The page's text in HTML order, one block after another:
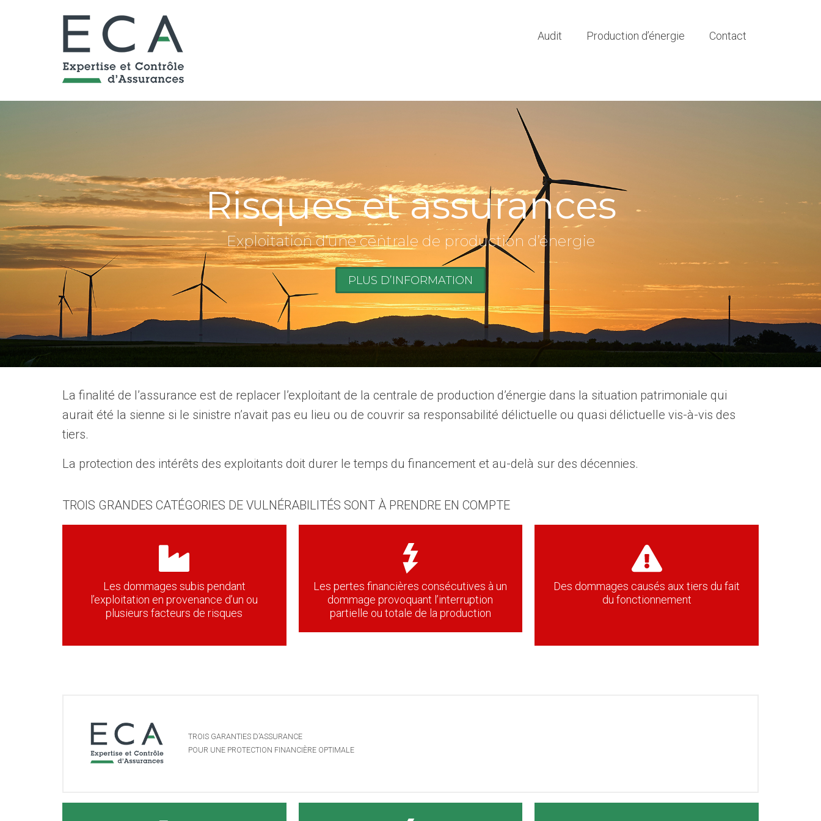
Audit Production d’énergie Contact
Risques et assurances
Exploitation d’une centrale de production d’énergie
PLUS D’INFORMATION
La finalité de l’assurance est de replacer l’exploitant de la centrale de production d’énergie dans la situation patrimoniale qui
aurait été la sienne si le sinistre n’avait pas eu lieu ou de couvrir sa responsabilité délictuelle ou quasi délictuelle vis-à-vis des
tiers.
La protection des intérêts des exploitants doit durer le temps du financement et au-delà sur des décennies.
TROIS GRANDES CATÉGORIES DE VULNÉRABILITÉS SONT À PRENDRE EN COMPTE
Les dommages subis pendant
l’exploitation en provenance d’un ou
plusieurs facteurs de risques
Les pertes financières consécutives à un
dommage provoquant l’interruption
partielle ou totale de la production
Des dommages causés aux tiers du fait
du fonctionnement
TROIS GARANTIES D’ASSURANCE
POUR UNE PROTECTION FINANCIÈRE OPTIMALE